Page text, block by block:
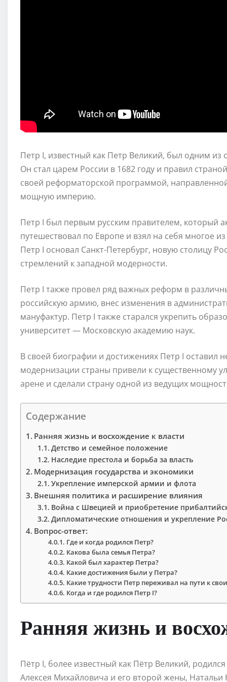
Петр I, известный как Петр Великий, был одним
Он стал царем России в 1682 году и правил
своей реформаторской программой,
мощную империю.
Петр I был первым русским правителем, который
путешествовал по Европе и взял на себя многое
Петр I основал Санкт-Петербург, новую столицу
стремлений к западной модерности.
Петр I также провел ряд важных реформ в
российскую армию, внес изменения в
мануфактур. Петр I также старался укрепить
университет — Московскую академию наук.
В своей биографии и достижениях Петр I оставил
модернизации страны привели к существенному
арене и сделали страну одной из ведущих
Содержание
Ранняя жизнь и восхождение к власти
Детство и семейное положение
Наследие престола и борьба за власть
Модернизация государства и экономики
Укрепление имперской армии и флота
Внешняя политика и расширение влияния
Война с Швецией и приобретение
Дипломатические отношения и укрепление
Вопрос-ответ:
Где и когда родился Петр?
Какова была семья Петра?
Какой был характер Петра?
Какие достижения были у Петра?
Какие трудности Петр переживал на пути к
Когда и где родился Петр I?
Ранняя жизнь и
Пётр I, более известный как Пётр Великий,
Алексея Михайловича и его второй жены,